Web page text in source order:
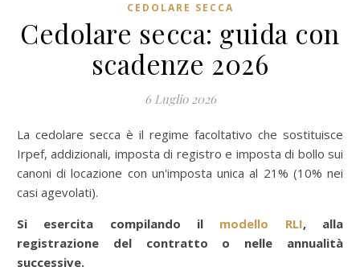
CEDOLARE SECCA
Cedolare secca: guida con
scadenze 2026
6 Luglio 2026
La cedolare secca è il regime facoltativo che sostituisce
Irpef, addizionali, imposta di registro e imposta di bollo sui
canoni di locazione con un'imposta unica al 21% (10% nei
casi agevolati).
Si esercita compilando il modello RLI, alla
registrazione del contratto o nelle annualità
successive.